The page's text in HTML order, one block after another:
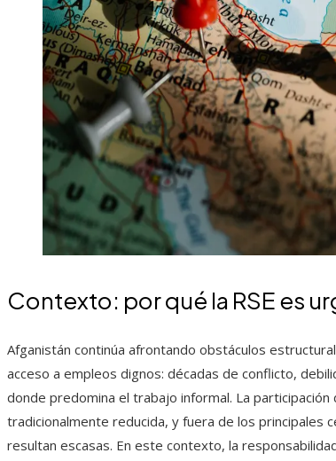
Contexto: por qué la RSE es
Afganistán continúa afrontando obstáculos
acceso a empleos dignos: décadas de conflicto,
donde predomina el trabajo informal. La
tradicionalmente reducida, y fuera de los principales
resultan escasas. En este contexto, la